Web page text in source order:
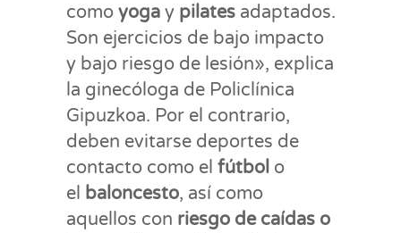
como yoga y pilates adaptados.
Son ejercicios de bajo impacto
y bajo riesgo de lesión», explica
la ginecóloga de Policlínica
Gipuzkoa. Por el contrario,
deben evitarse deportes de
contacto como el fútbol o
el baloncesto, así como
aquellos con riesgo de caídas o